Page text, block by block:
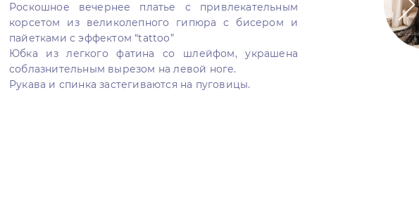
Роскошное вечернее платье с привлекательным
корсетом из великолепного гипюра с бисером и
пайетками с эффектом “tattoo”
Юбка из легкого фатина со шлейфом, украшена
соблазнительным вырезом на левой ноге.
Рукава и спинка застегиваются на пуговицы.